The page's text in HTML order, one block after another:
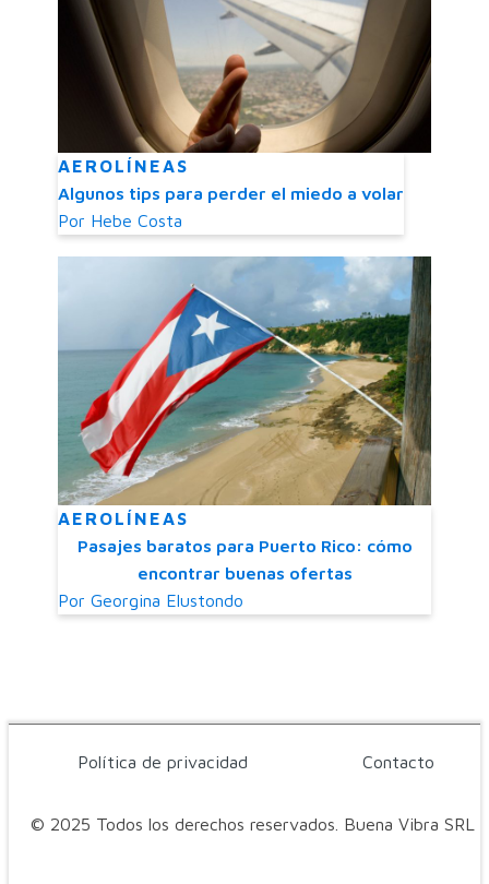
AEROLÍNEAS
Algunos tips para perder el miedo a volar
Por Hebe Costa
AEROLÍNEAS
Pasajes baratos para Puerto Rico: cómo
encontrar buenas ofertas
Por Georgina Elustondo
© 2025 Todos los derechos reservados. Buena Vibra SRL
Política de privacidad Contacto